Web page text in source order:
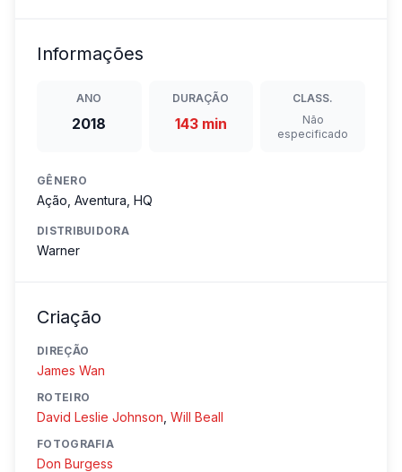
Informações
ANO
2018
DURAÇÃO
143 min
CLASS.
Não
especificado
GÊNERO
Ação, Aventura, HQ
DISTRIBUIDORA
Warner
Criação
DIREÇÃO
James Wan
ROTEIRO
David Leslie Johnson Will Beall
FOTOGRAFIA
Don Burgess